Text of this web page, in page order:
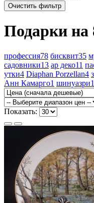
Очистить фильтр
Подарки на
профессия78 бисквит35
садовники13 ар деко11
утки4 Diaphan Porzellan4
Анн Камарго1 шинуазри1
Показать: